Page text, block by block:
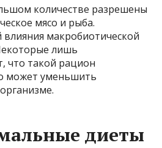
количестве разрешены
мясо и рыба.
влияния макробиотической
лишь
что такой рацион
может уменьшить
диеты